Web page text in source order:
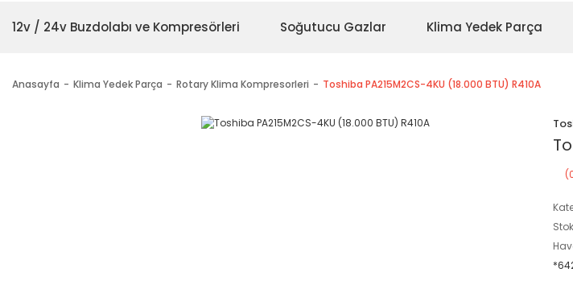
12v / 24v Buzdolabı ve Kompresörleri Soğutucu Gazlar Klima Yedek Parça
Anasayfa Klima Yedek Parça Rotary Klima Kompresorleri Toshiba PA215M2CS-4KU (18.000 BTU) R410A